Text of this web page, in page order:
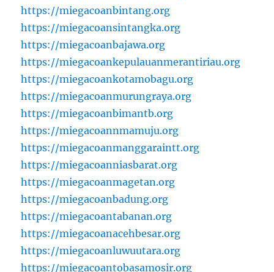
https://miegacoanbintang.org
https://miegacoansintangka.org
https://miegacoanbajawa.org
https://miegacoankepulauanmerantiriau.org
https://miegacoankotamobagu.org
https://miegacoanmurungraya.org
https://miegacoanbimantb.org
https://miegacoannmamuju.org
https://miegacoanmanggaraintt.org
https://miegacoanniasbarat.org
https://miegacoanmagetan.org
https://miegacoanbadung.org
https://miegacoantabanan.org
https://miegacoanacehbesar.org
https://miegacoanluwuutara.org
https://miegacoantobasamosir.org